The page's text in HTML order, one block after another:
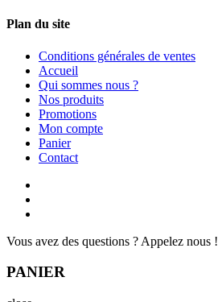
Plan du site
Conditions générales de ventes
Accueil
Qui sommes nous ?
Nos produits
Promotions
Mon compte
Panier
Contact
Vous avez des questions ? Appelez nous !
PANIER